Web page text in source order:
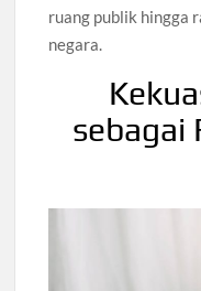
ruang publik hingga
negara.
sebagai